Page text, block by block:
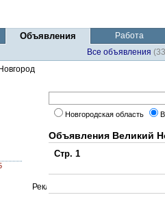
Объявления
Работа
Все объявления
Новгородская область
Объявления Великий
Стр. 1